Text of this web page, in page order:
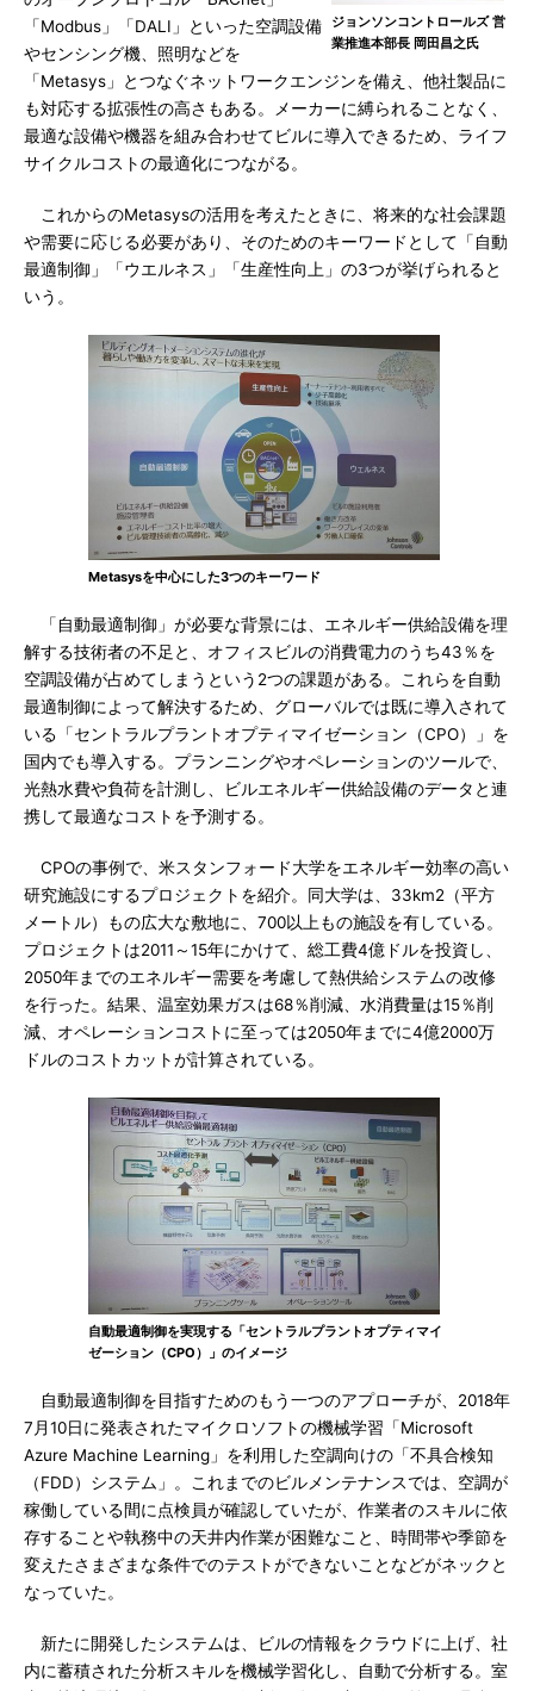
ジョンソンコントロールズ 営
業推進本部長 岡田昌之氏
「Modbus」「DALI」といった空調設備
やセンシング機、照明などを
「Metasys」とつなぐネットワークエンジンを備え、他社製品に
も対応する拡張性の高さもある。メーカーに縛られることなく、
最適な設備や機器を組み合わせてビルに導入できるため、ライフ
サイクルコストの最適化につながる。
これからのMetasysの活用を考えたときに、将来的な社会課題
や需要に応じる必要があり、そのためのキーワードとして「自動
最適制御」「ウエルネス」「生産性向上」の3つが挙げられると
いう。
Metasysを中心にした3つのキーワード
「自動最適制御」が必要な背景には、エネルギー供給設備を理
解する技術者の不足と、オフィスビルの消費電力のうち43％を
空調設備が占めてしまうという2つの課題がある。これらを自動
最適制御によって解決するため、グローバルでは既に導入されて
いる「セントラルプラントオプティマイゼーション（CPO）」を
国内でも導入する。プランニングやオペレーションのツールで、
光熱水費や負荷を計測し、ビルエネルギー供給設備のデータと連
携して最適なコストを予測する。
CPOの事例で、米スタンフォード大学をエネルギー効率の高い
研究施設にするプロジェクトを紹介。同大学は、33km2（平方
メートル）もの広大な敷地に、700以上もの施設を有している。
プロジェクトは2011～15年にかけて、総工費4億ドルを投資し、
2050年までのエネルギー需要を考慮して熱供給システムの改修
を行った。結果、温室効果ガスは68％削減、水消費量は15％削
減、オペレーションコストに至っては2050年までに4億2000万
ドルのコストカットが計算されている。
自動最適制御を実現する「セントラルプラントオプティマイ
ゼーション（CPO）」のイメージ
自動最適制御を目指すためのもう一つのアプローチが、2018年
7月10日に発表されたマイクロソフトの機械学習「Microsoft
Azure Machine Learning」を利用した空調向けの「不具合検知
（FDD）システム」。これまでのビルメンテナンスでは、空調が
稼働している間に点検員が確認していたが、作業者のスキルに依
存することや執務中の天井内作業が困難なこと、時間帯や季節を
変えたさまざまな条件でのテストができないことなどがネックと
なっていた。
新たに開発したシステムは、ビルの情報をクラウドに上げ、社
内に蓄積された分析スキルを機械学習化し、自動で分析する。室